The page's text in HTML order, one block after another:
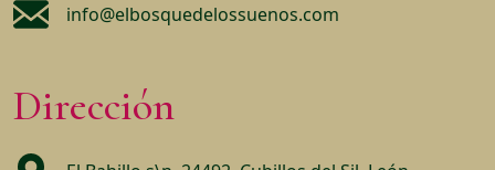
info@elbosquedelossuenos.com
Dirección